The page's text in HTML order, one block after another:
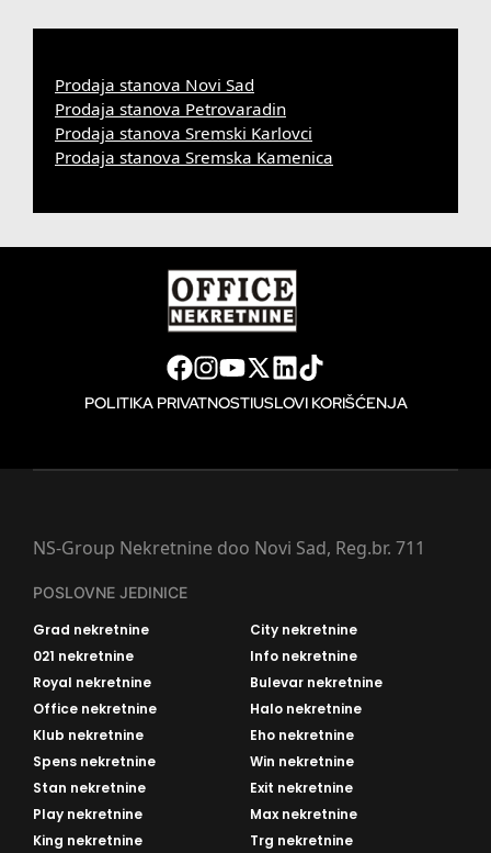
Prodaja stanova Novi Sad
Prodaja stanova Petrovaradin
Prodaja stanova Sremski Karlovci
Prodaja stanova Sremska Kamenica
POLITIKA PRIVATNOSTIUSLOVI KORIŠĆENJA
NS-Group Nekretnine doo Novi Sad, Reg.br. 711
POSLOVNE JEDINICE
Grad nekretnine
City nekretnine
021 nekretnine
Info nekretnine
Royal nekretnine
Bulevar nekretnine
Office nekretnine
Halo nekretnine
Klub nekretnine
Eho nekretnine
Spens nekretnine
Win nekretnine
Stan nekretnine
Exit nekretnine
Play nekretnine
Max nekretnine
King nekretnine
Trg nekretnine